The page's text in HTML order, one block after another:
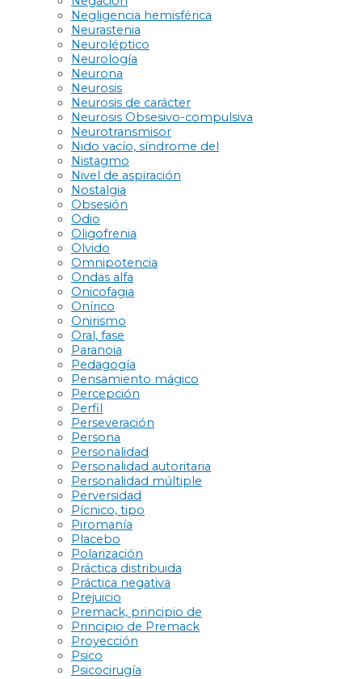
Negligencia hemisférica
Neurastenia
Neuroléptico
Neurología
Neurona
Neurosis
Neurosis de carácter
Neurosis Obsesivo-compulsiva
Neurotransmisor
Nido vacío, síndrome del
Nistagmo
Nivel de aspiración
Nostalgia
Obsesión
Odio
Oligofrenia
Olvido
Omnipotencia
Ondas alfa
Onicofagia
Onírico
Onirismo
Oral, fase
Paranoia
Pedagogía
Pensamiento mágico
Percepción
Perfil
Perseveración
Persona
Personalidad
Personalidad autoritaria
Personalidad múltiple
Perversidad
Pícnico, tipo
Piromanía
Placebo
Polarización
Práctica distribuida
Práctica negativa
Prejuicio
Premack, principio de
Principio de Premack
Proyección
Psico
Psicocirugía